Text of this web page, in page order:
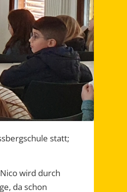
statt;
wird durch
da schon